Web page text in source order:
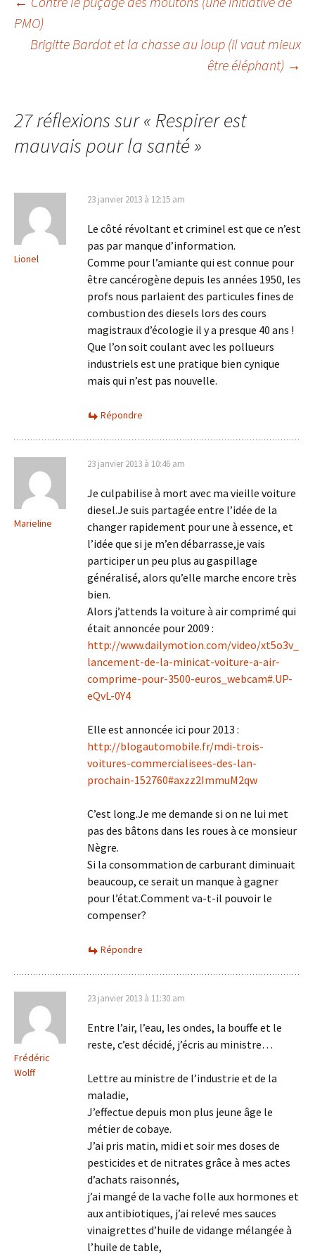
Navigation
des
PMO)
Brigitte Bardot et la chasse au loup (il vaut mieux
être éléphant) →
27 réflexions sur « Respirer est
mauvais pour la santé»
Lionel
23 janvier 2013 à 12:15 am
Le côté révoltant et criminel est que ce n’est
pas par manque d’information.
Comme pour l’amiante qui est connue pour
être cancérogène depuis les années 1950, les
profs nous parlaient des particules fines de
combustion des diesels lors des cours
magistraux d’écologie il y a presque 40 ans !
Que l’on soit coulant avec les pollueurs
industriels est une pratique bien cynique
mais qui n’est pas nouvelle.
Répondre
Marieline
23 janvier 2013 à 10:46 am
Je culpabilise à mort avec ma vieille voiture
diesel.Je suis partagée entre l’idée de la
changer rapidement pour une à essence, et
l’idée que si je m’en débarrasse,je vais
participer un peu plus au gaspillage
généralisé, alors qu’elle marche encore très
bien.
Alors j’attends la voiture à air comprimé qui
était annoncée pour 2009 :
http://www.dailymotion.com/video/xt5o3v_
lancement-de-la-minicat-voiture-a-air-
comprime-pour-3500-euros_webcam#.UP-
eQvL-0Y4
Elle est annoncée ici pour 2013 :
http://blogautomobile.fr/mdi-trois-
voitures-commercialisees-des-lan-
prochain-152760#axzz2ImmuM2qw
C’est long.Je me demande si on ne lui met
pas des bâtons dans les roues à ce monsieur
Nègre.
Si la consommation de carburant diminuait
beaucoup, ce serait un manque à gagner
pour l’état.Comment va-t-il pouvoir le
compenser?
Répondre
Frédéric
Wolff
23 janvier 2013 à 11:30 am
Entre l’air, l’eau, les ondes, la bouffe et le
reste, c’est décidé, j’écris au ministre…
Lettre au ministre de l’industrie et de la
maladie,
J’effectue depuis mon plus jeune âge le
métier de cobaye.
J’ai pris matin, midi et soir mes doses de
pesticides et de nitrates grâce à mes actes
d’achats raisonnés,
j’ai mangé de la vache folle aux hormones et
aux antibiotiques, j’ai relevé mes sauces
vinaigrettes d’huile de vidange mélangée à
l’huile de table,